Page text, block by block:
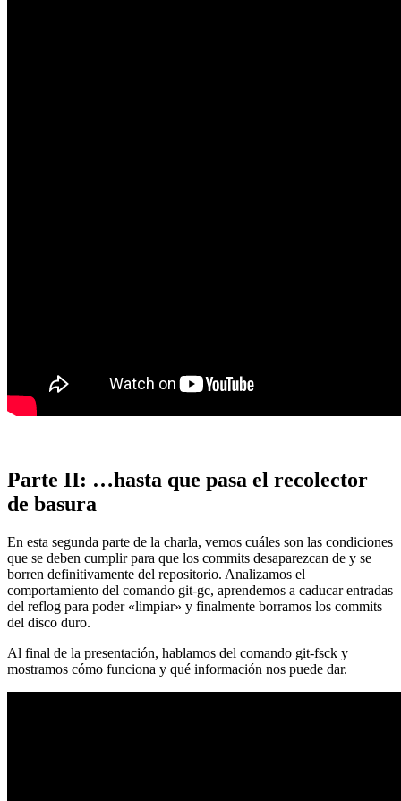
Parte II: …hasta que pasa el recolector
de basura
En esta segunda parte de la charla, vemos cuáles son las condiciones
que se deben cumplir para que los commits desaparezcan de y se
borren definitivamente del repositorio. Analizamos el
comportamiento del comando git-gc, aprendemos a caducar entradas
del reflog para poder «limpiar» y finalmente borramos los commits
del disco duro.
Al final de la presentación, hablamos del comando git-fsck y
mostramos cómo funciona y qué información nos puede dar.